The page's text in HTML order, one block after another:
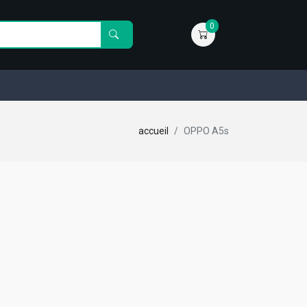
0
accueil OPPO A5s